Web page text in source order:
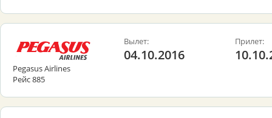
Pegasus Airlines
Рейс 885
Вылет:
04.10.2016
Прилет: